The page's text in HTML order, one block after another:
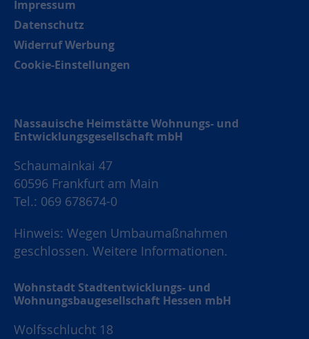
Impressum
Datenschutz
Widerruf Werbung
Cookie-Einstellungen
Nassauische Heimstätte Wohnungs- und
Entwicklungsgesellschaft mbH
Schaumainkai 47
60596 Frankfurt am Main
Tel.: 069 678674-0
Hinweis: Wegen Umbaumaßnahmen
geschlossen. Weitere Informationen.
Wohnstadt Stadtentwicklungs- und
Wohnungsbaugesellschaft Hessen mbH
Wolfsschlucht 18